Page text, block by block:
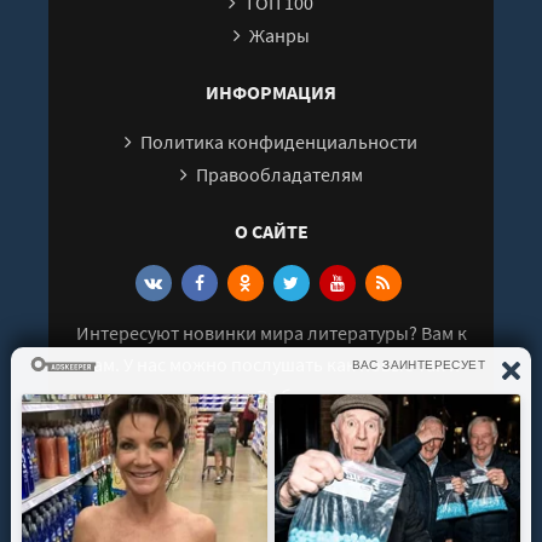
Глава 30
Жанры
ИНФОРМАЦИЯ
Политика конфиденциальности
Правообладателям
О САЙТЕ
Интересуют новинки мира литературы? Вам к
нам. У нас можно послушать как новые так и
старые аудиокниги. Выбрать и поделиться с
друзьями лучшими аудиокнигами!